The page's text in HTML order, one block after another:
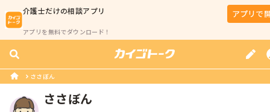
介護士だけの相談アプリ
アプリを無料でダウンロード！
アプリで
ささぼん
ささぼん